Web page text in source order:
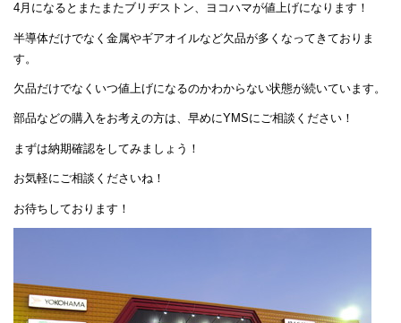
4月になるとまたまたブリヂストン、ヨコハマが値上げになります！
半導体だけでなく金属やギアオイルなど欠品が多くなってきておりま
す。
欠品だけでなくいつ値上げになるのかわからない状態が続いています。
部品などの購入をお考えの方は、早めにYMSにご相談ください！
まずは納期確認をしてみましょう！
お気軽にご相談くださいね！
お待ちしております！